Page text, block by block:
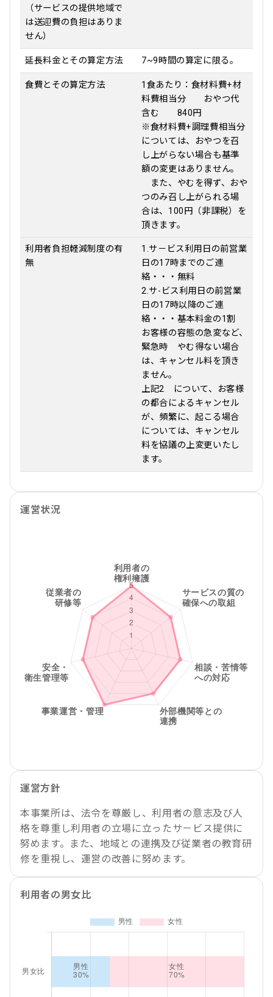
（サービスの提供地域で
は送迎費の負担はありま
せん）
延長料金とその算定方法 7~9時間の算定に限る。
食費とその算定方法
1食あたり：食材料費+材
料費相当分 おやつ代
含む 840円
※食材料費+調理費相当分
については、おやつを召
し上がらない場合も基準
額の変更はありません。
また、やむを得ず、おや
つのみ召し上がられる場
合は、100円（非課税）を
頂きます。
利用者負担軽減制度の有
無
1.サ－ビス利用日の前営業
日の17時までのご連
絡・・・無料
2.サ-ビス利用日の前営業
日の17時以降のご連
絡・・・基本料金の1割
お客様の容態の急変など、
緊急時 やむ得ない場合
は、キャンセル料を頂き
ません。
上記2 について、お客様
の都合によるキャンセル
が、頻繁に、起こる場合
については、キャンセル
料を協議の上変更いたし
ます。
運営状況
運営方針
本事業所は、法令を尊厳し、利用者の意志及び人
格を尊重し利用者の立場に立ったサ－ビス提供に
努めます。また、地域との連携及び従業者の教育研
修を重視し、運営の改善に努めます。
利用者の男女比